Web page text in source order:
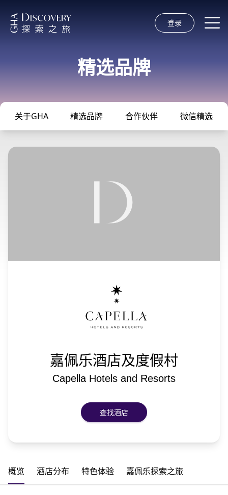
登录
精选品牌
关于GHA 精选品牌 合作伙伴 微信精选
嘉佩乐酒店及度假村
Capella Hotels and Resorts
查找酒店
概览 酒店分布 特色体验 嘉佩乐探索之旅